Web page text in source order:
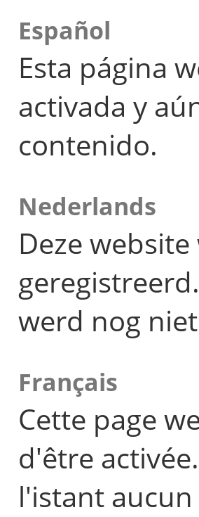
Español
Esta página
activada y
contenido.
Nederlands
Deze
werd nog
Français
Cette page
d'être
l'istant